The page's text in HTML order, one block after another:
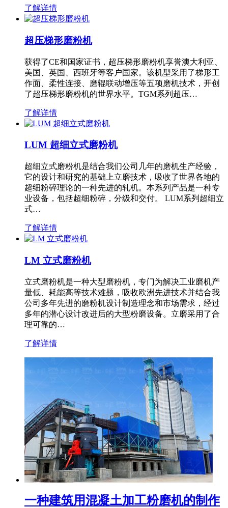
了解详情
超压梯形磨粉机
获得了CE和国家证书，超压梯形磨粉机享誉澳大利亚、
美国、英国、西班牙等客户国家。该机型采用了梯形工
作面、柔性连接、磨辊联动增压等五项磨机技术，开创
了超压梯形磨粉机的世界水平。TGM系列超压…
了解详情
LUM 超细立式磨粉机
超细立式磨粉机是结合我们公司几年的磨机生产经验，
它的设计和研究的基础上立磨技术，吸收了世界各地的
超细粉碎理论的一种先进的轧机。本系列产品是一种专
业设备，包括超细粉碎，分级和交付。 LUM系列超细立
式…
了解详情
LM 立式磨粉机
立式磨粉机是一种大型磨粉机，专门为解决工业磨机产
量低、耗能高等技术难题，吸收欧洲先进技术并结合我
公司多年先进的磨粉机设计制造理念和市场需求，经过
多年的潜心设计改进后的大型粉磨设备。立磨采用了合
理可靠的…
了解详情
一种建筑用混凝土加工粉磨机的制作